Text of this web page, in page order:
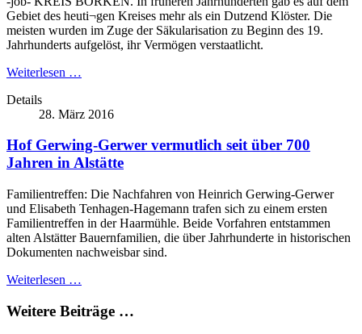
Gebiet des heuti¬gen Kreises mehr als ein Dutzend Klöster. Die
meisten wurden im Zuge der Säkularisation zu Beginn des 19.
Jahrhunderts aufgelöst, ihr Vermögen verstaatlicht.
Weiterlesen …
Details
28. März 2016
Hof Gerwing-Gerwer vermutlich seit über 700
Jahren in Alstätte
Familientreffen: Die Nachfahren von Heinrich Gerwing-Gerwer
und Elisabeth Tenhagen-Hagemann trafen sich zu einem ersten
Familientreffen in der Haarmühle. Beide Vorfahren entstammen
alten Alstätter Bauernfamilien, die über Jahrhunderte in historischen
Dokumenten nachweisbar sind.
Weiterlesen …
Weitere Beiträge …